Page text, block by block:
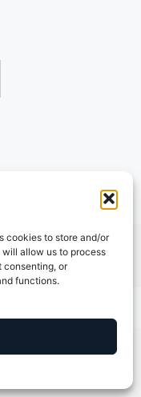
cookies to store and/or
allow us to process
consenting, or
functions.
RIGHTS